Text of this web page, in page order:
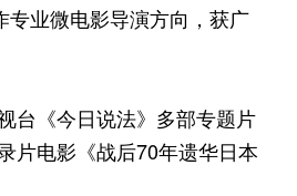
专业微电影导演方向，获广
台《今日说法》多部专题片
片电影《战后70年遗华日本